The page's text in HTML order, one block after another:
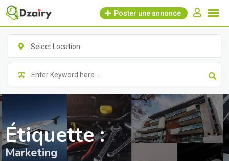
Skip
content
Poster une annonce
Select Location
Étiquette :
Marketing